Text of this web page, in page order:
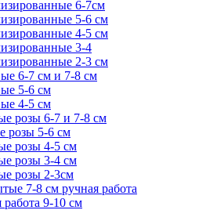
6-7см
5-6 см
4-5 см
3-4
2-3 см
6-7 см и 7-8 см
5-6 см
4-5 см
розы 6-7 и 7-8 см
розы 5-6 см
розы 4-5 см
розы 3-4 см
розы 2-3см
7-8 см ручная работа
работа 9-10 см